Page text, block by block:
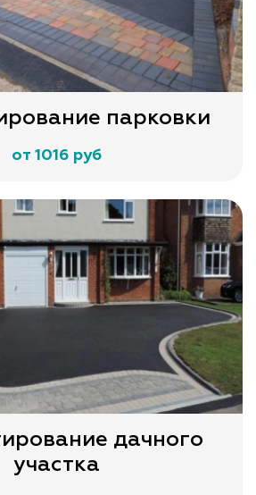
парковки
от 1016 руб
дачного
участка